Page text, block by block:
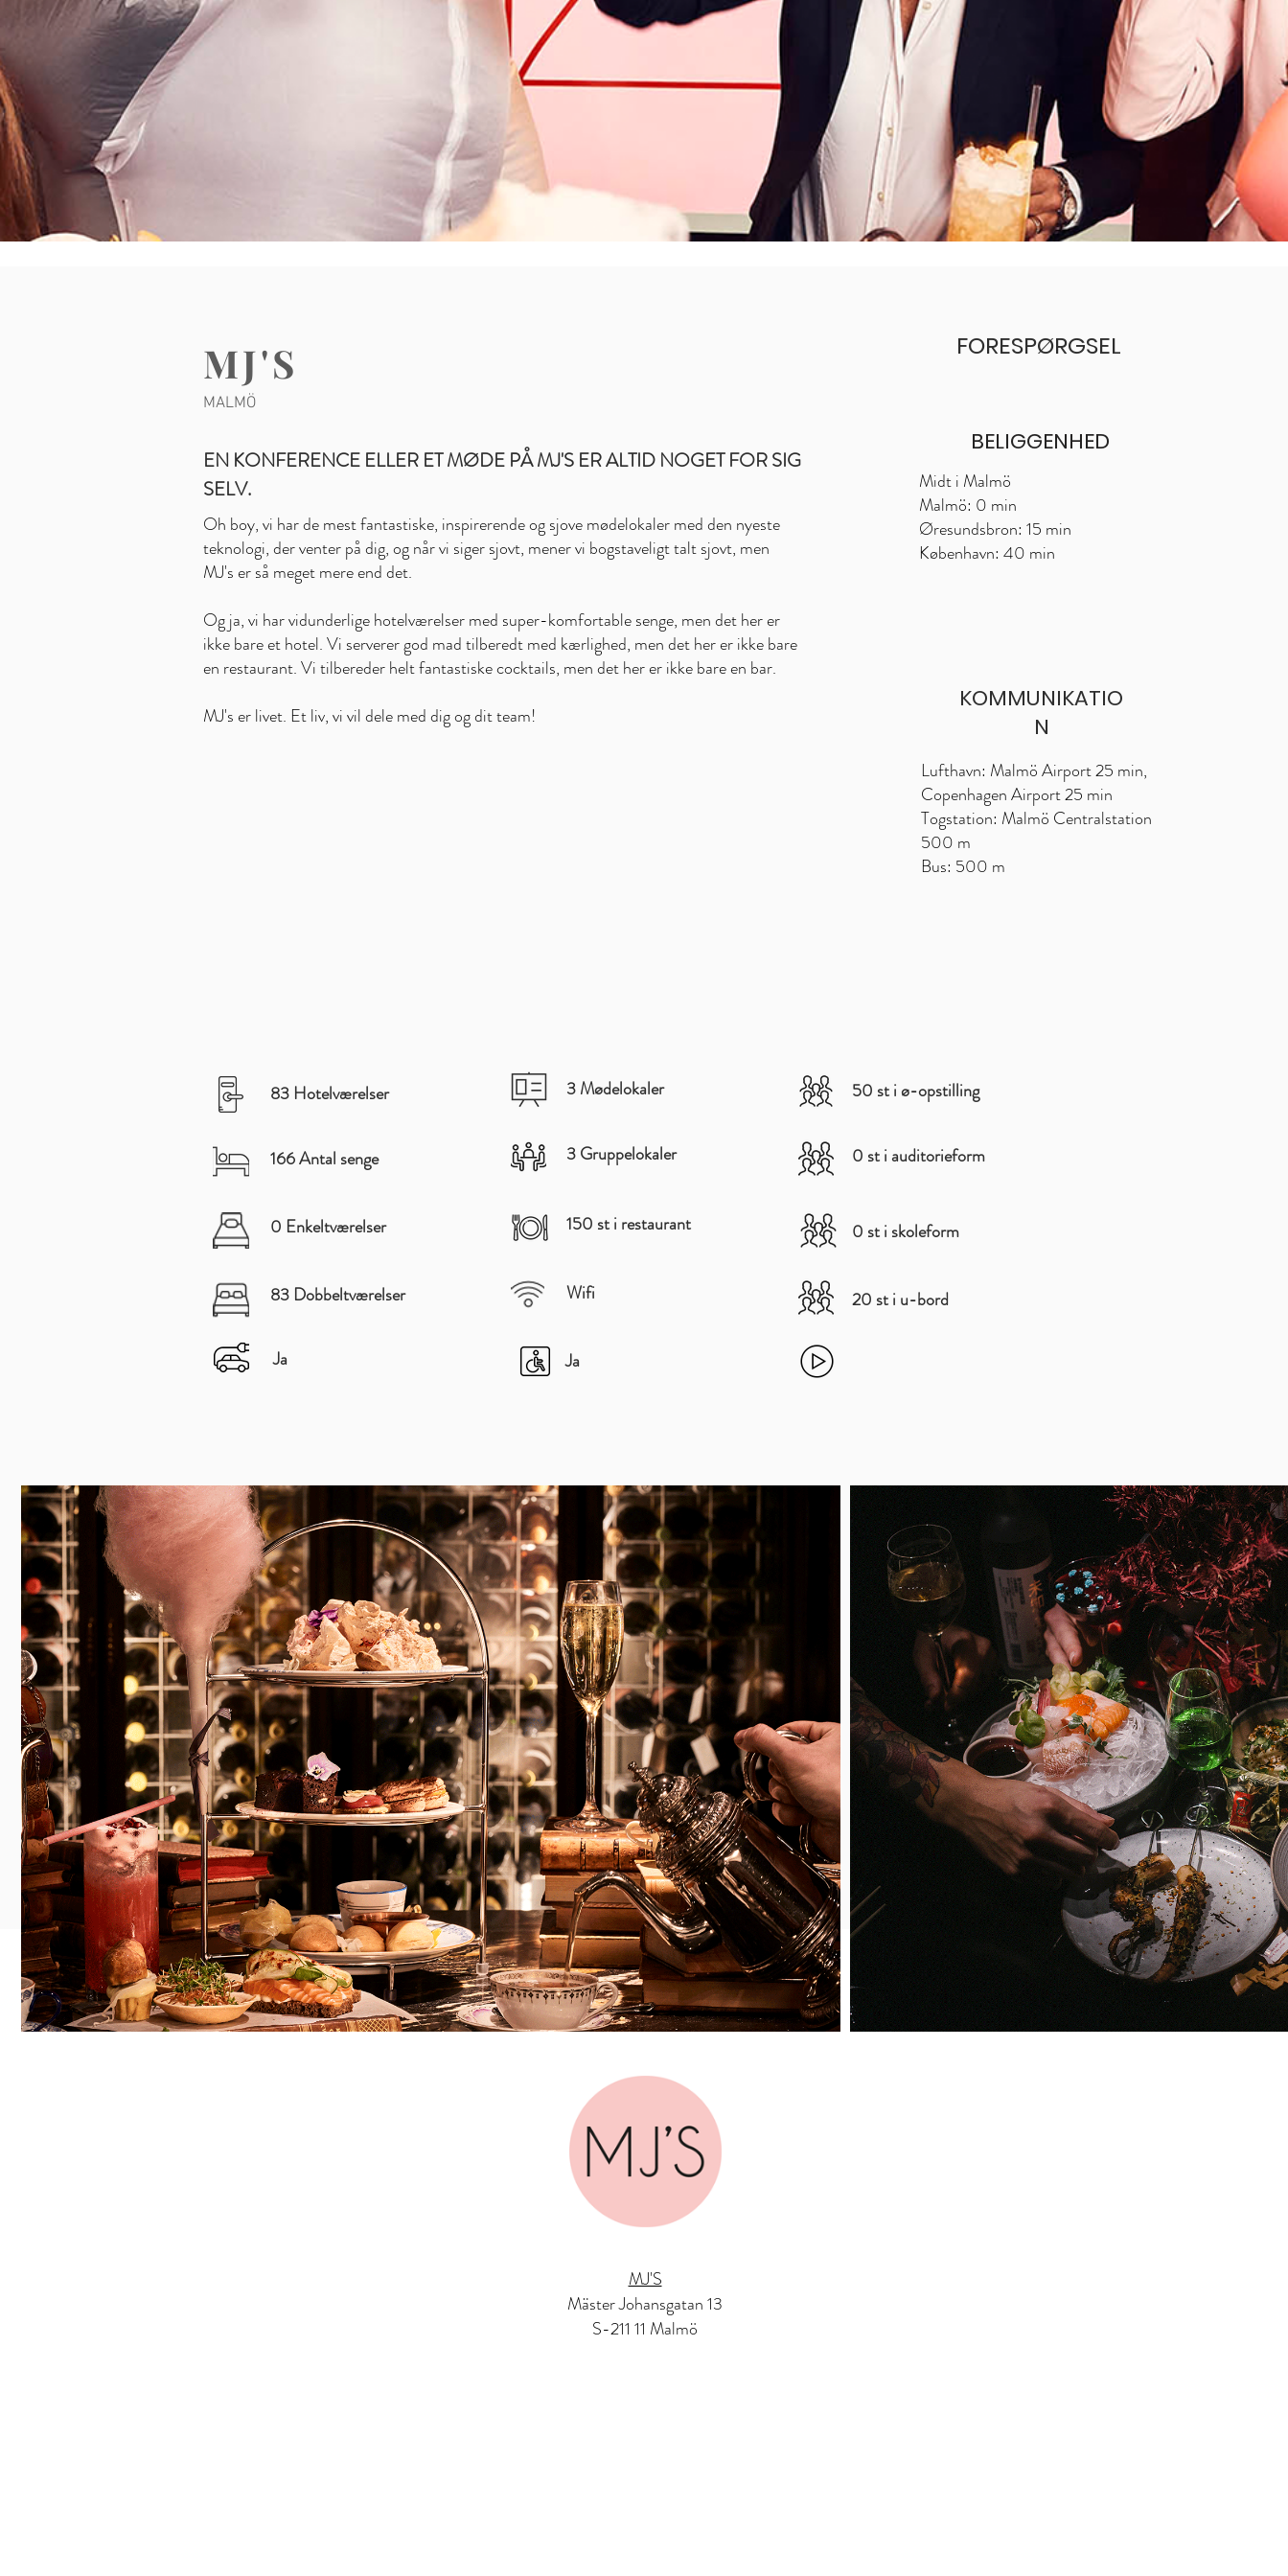
MJ'S
MALMÖ
EN KONFERENCE ELLER ET MØDE PÅ MJ'S ER ALTID NOGET FOR SIG
SELV.
Oh boy, vi har de mest fantastiske, inspirerende og sjove mødelokaler med den nyeste
teknologi, der venter på dig, og når vi siger sjovt, mener vi bogstaveligt talt sjovt, men
MJ's er så meget mere end det.
Og ja, vi har vidunderlige hotelværelser med super-komfortable senge, men det her er
ikke bare et hotel. Vi serverer god mad tilberedt med kærlighed, men det her er ikke bare
en restaurant. Vi tilbereder helt fantastiske cocktails, men det her er ikke bare en bar.
MJ's er livet. Et liv, vi vil dele med dig og dit team!
FORESPØRGSEL
BELIGGENHED
Midt i Malmö
Malmö: 0 min
Øresundsbron: 15 min
København: 40 min
KOMMUNIKATIO
N
Lufthavn: Malmö Airport 25 min,
Copenhagen Airport 25 min
Togstation: Malmö Centralstation
500 m
Bus: 500 m
50 st i ø-opstilling
0 st i auditorieform
0 st i skoleform
20 st i u-bord
Ja Ja
150 st i restaurant
Wifi
83 Hotelværelser
166 Antal senge
0 Enkeltværelser
83 Dobbeltværelser
3 Mødelokaler
3 Gruppelokaler
MJ'S
Mäster Johansgatan 13
S-211 11 Malmö